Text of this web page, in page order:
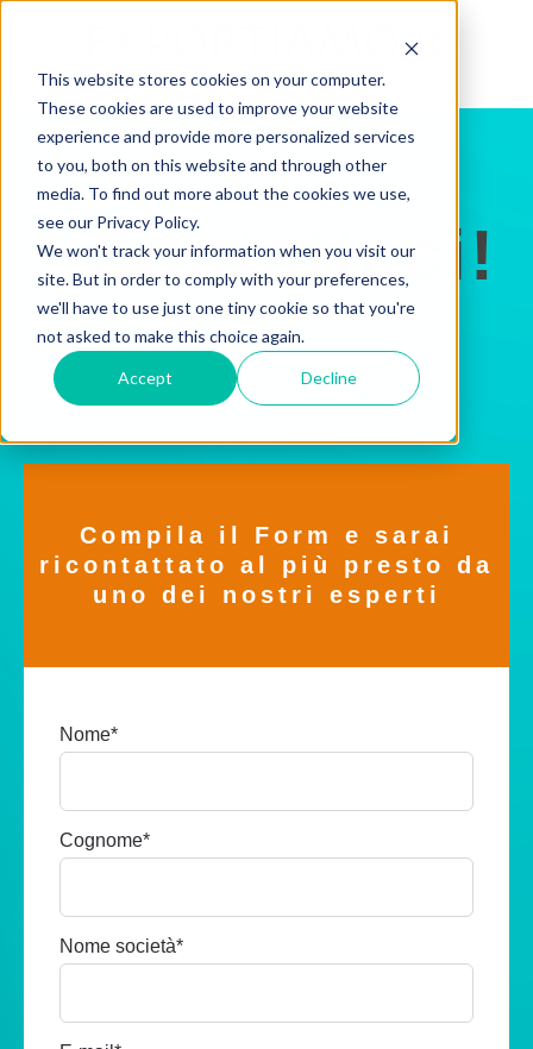
This website stores cookies on your computer.
These cookies are used to improve your website
experience and provide more personalized services
to you, both on this website and through other
media. To find out more about the cookies we use,
see our Privacy Policy.
We won't track your information when you visit our
site. But in order to comply with your preferences,
we'll have to use just one tiny cookie so that you're
not asked to make this choice again.
Accept Decline
Contattaci!
Compila il Form e sarai
ricontattato al più presto da
uno dei nostri esperti
Nome*
Cognome*
Nome società*